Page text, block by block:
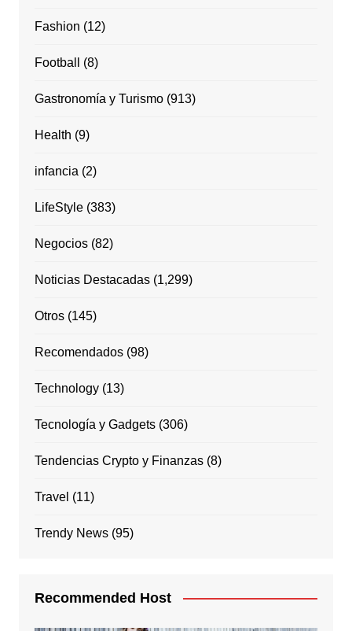
Fashion (12)
Football (8)
Gastronomía y Turismo(913)
Health (9)
infancia (2)
LifeStyle(383)
Negocios(82)
Noticias Destacadas(1,299)
Otros(145)
Recomendados(98)
Technology(13)
Tecnología y Gadgets(306)
Tendencias Crypto y Finanzas(8)
Travel (11)
Trendy News(95)
Recommended Host